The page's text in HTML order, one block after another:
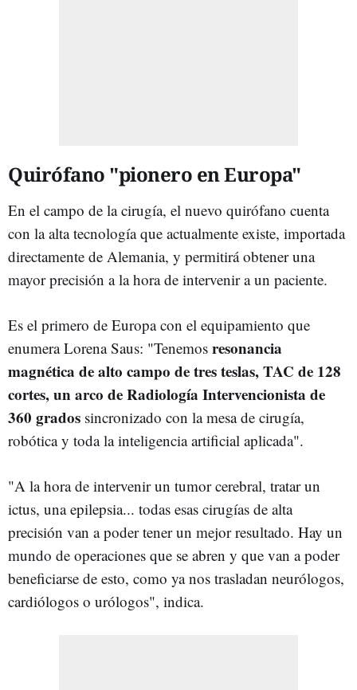
Quirófano "pionero en Europa"
En el campo de la cirugía, el nuevo quirófano cuenta
con la alta tecnología que actualmente existe, importada
directamente de Alemania, y permitirá obtener una
mayor precisión a la hora de intervenir a un paciente.
Es el primero de Europa con el equipamiento que
enumera Lorena Saus: "Tenemos resonancia
magnética de alto campo de tres teslas, TAC de 128
cortes, un arco de Radiología Intervencionista de
360 grados sincronizado con la mesa de cirugía,
robótica y toda la inteligencia artificial aplicada".
"A la hora de intervenir un tumor cerebral, tratar un
ictus, una epilepsia... todas esas cirugías de alta
precisión van a poder tener un mejor resultado. Hay un
mundo de operaciones que se abren y que van a poder
beneficiarse de esto, como ya nos trasladan neurólogos,
cardiólogos o urólogos", indica.